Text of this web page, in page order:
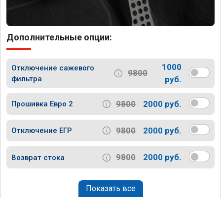
Дополнительные опции:
Отключение сажевого
фильтра
9800
1000
руб.
Прошивка Евро 2 9800 2000 руб.
Отключение ЕГР 9800 2000 руб.
Возврат стока 9800 2000 руб.
Показать все